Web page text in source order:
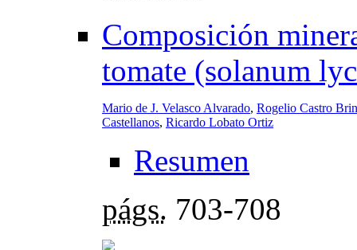
Composición
tomate (solanum
Mario de J. Velasco Alvarado, Rogelio Castro
Castellanos, Ricardo Lobato Ortiz
Resumen
págs. 703-708